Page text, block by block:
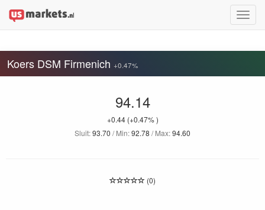
Toggle
Koers DSM Firmenich +0.47%
94.14
+0.44 (+0.47% )
Sluit:93.70 / Min:92.78 / Max:94.60
(0)